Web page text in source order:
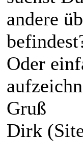
andere
Oder
Gruß
Dirk